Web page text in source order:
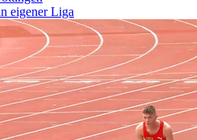
eigener Liga